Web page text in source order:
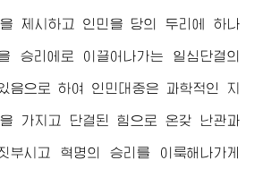
제시하고 인민을 당의 두리에 하나
승리에로 이끌어나가는 일심단결의
음으로 하여 인민대중은 과학적인 지
가지고 단결된 힘으로 온갖 난관과
부시고 혁명의 승리를 이룩해나가게